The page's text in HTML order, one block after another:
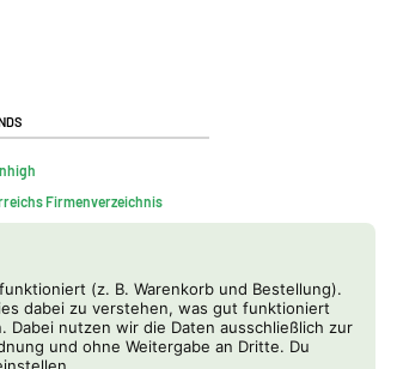
(z. B. Warenkorb und Bestellung).
dabei zu verstehen, was gut funktioniert
nutzen wir die Daten ausschließlich zur
und ohne Weitergabe an Dritte. Du
Firmenverzeichnis